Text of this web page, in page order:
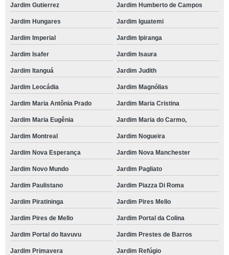
Jardim Gutierrez Jardim Humberto de Campos
Jardim Hungares Jardim Iguatemi
Jardim Imperial Jardim Ipiranga
Jardim Isafer Jardim Isaura
Jardim Itanguá Jardim Judith
Jardim Leocádia Jardim Magnólias
Jardim Maria Antônia Prado Jardim Maria Cristina
Jardim Maria Eugênia Jardim Maria do Carmo,
Jardim Montreal Jardim Nogueira
Jardim Nova Esperança Jardim Nova Manchester
Jardim Novo Mundo Jardim Pagliato
Jardim Paulistano Jardim Piazza Di Roma
Jardim Piratininga Jardim Pires Mello
Jardim Pires de Mello Jardim Portal da Colina
Jardim Portal do Itavuvu Jardim Prestes de Barros
Jardim Primavera Jardim Refúgio